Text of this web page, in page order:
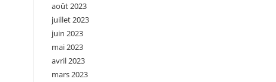
août 2023
juillet 2023
juin 2023
mai 2023
avril 2023
mars 2023